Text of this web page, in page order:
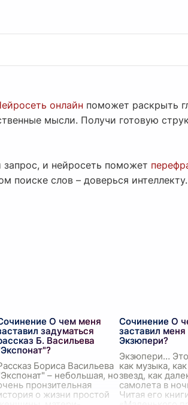
онлайн поможет раскрыть
мысли. Получи готовую
запрос, и нейросеть поможет
поиске слов – доверься интеллекту.
О чем меня
задуматься
Б. Васильева
Бориса Васильева
– небольшая, но
пронзительная
о жизни простой
Сочинение О
заставил
Экзюпери?
Экзюпери…
как музыка,
звезд, как
самолета в
Читая его